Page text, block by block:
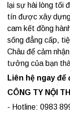
lại sự hài lòng tối
tín được xây
cam kết đồng
sống đẳng cấp,
Châu để cảm
tưởng của bạn
Liên hệ ngay
CÔNG TY NỘI
- Hotline: 0983